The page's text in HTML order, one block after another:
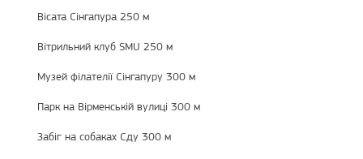
Вісата Сінгапура 250 м
Вітрильний клуб SMU 250 м
Музей філателії Сінгапуру 300 м
Парк на Вірменській вулиці 300 м
Забіг на собаках Сду 300 м